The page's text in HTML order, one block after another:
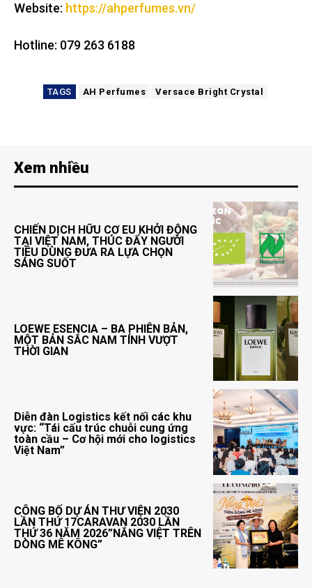
Website: https://ahperfumes.vn/
Hotline: 079 263 6188
TAGS AH Perfumes Versace Bright Crystal
Xem nhiều
CHIẾN DỊCH HỮU CƠ EU KHỞI ĐỘNG
TẠI VIỆT NAM, THÚC ĐẨY NGƯỜI
TIÊU DÙNG ĐƯA RA LỰA CHỌN
SÁNG SUỐT
LOEWE ESENCIA – BA PHIÊN BẢN,
MỘT BẢN SẮC NAM TÍNH VƯỢT
THỜI GIAN
Diễn đàn Logistics kết nối các khu
vực: “Tái cấu trúc chuỗi cung ứng
toàn cầu – Cơ hội mới cho logistics
Việt Nam”
CÔNG BỐ DỰ ÁN THƯ VIỆN 2030
LẦN THỨ 17CARAVAN 2030 LẦN
THỨ 36 NĂM 2026”NẮNG VIỆT TRÊN
DÒNG MÊ KÔNG”